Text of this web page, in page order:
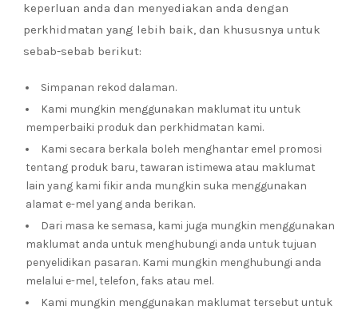
keperluan anda dan menyediakan anda dengan
perkhidmatan yang lebih baik, dan khususnya untuk
sebab-sebab berikut:
Simpanan rekod dalaman.
Kami mungkin menggunakan maklumat itu untuk
memperbaiki produk dan perkhidmatan kami.
Kami secara berkala boleh menghantar emel promosi
tentang produk baru, tawaran istimewa atau maklumat
lain yang kami fikir anda mungkin suka menggunakan
alamat e-mel yang anda berikan.
Dari masa ke semasa, kami juga mungkin menggunakan
maklumat anda untuk menghubungi anda untuk tujuan
penyelidikan pasaran. Kami mungkin menghubungi anda
melalui e-mel, telefon, faks atau mel.
Kami mungkin menggunakan maklumat tersebut untuk